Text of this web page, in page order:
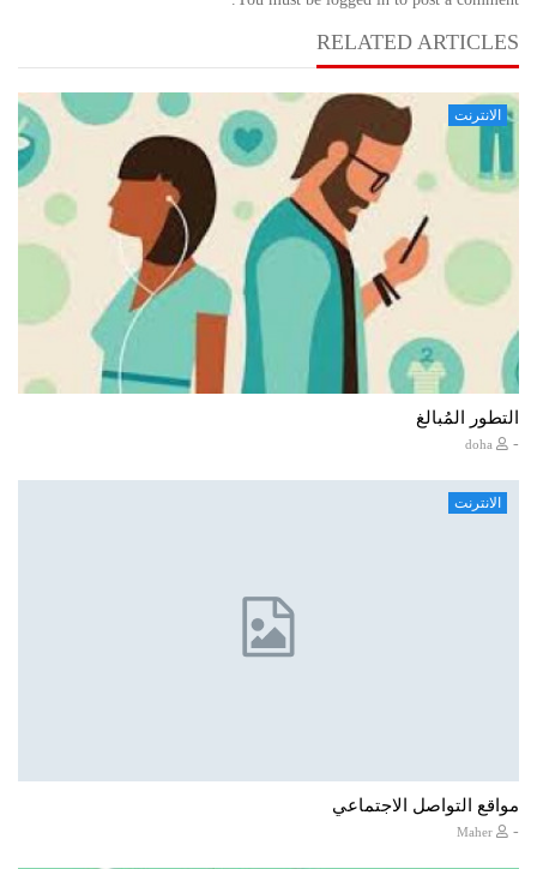
RELATED ARTICLES
الانترنت
التطور المُبالغ
-
الانترنت
مواقع التواصل الاجتماعي
-